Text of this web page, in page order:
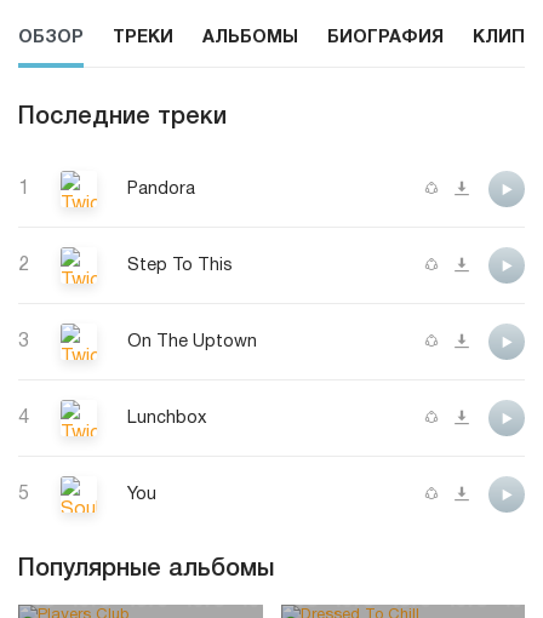
ОБЗОР ТРЕКИ АЛЬБОМЫ БИОГРАФИЯ КЛИПЫ
Последние треки
Pandora
2 Step To This
3 On The Uptown
4 Lunchbox
5 You
Популярные альбомы